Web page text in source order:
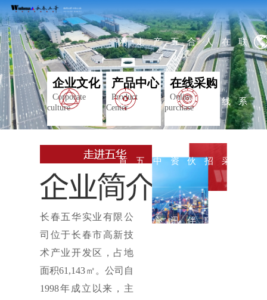
网
站
首
页
走
进
五
产
品
中
心
五
华
资
讯
合
作
伙
伴
人
招
聘
在
线
采
联
系
企业文化
Corporate
culture
产品中心
Product
Center
在线采购
Online
purchase
长春五华实业有限公
司位于长春市高新技
术产业开发区，占地
面积61,143㎡。公司自
1998年成立以来，主